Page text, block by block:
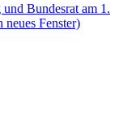
Bundesrat am 1.
Fenster)